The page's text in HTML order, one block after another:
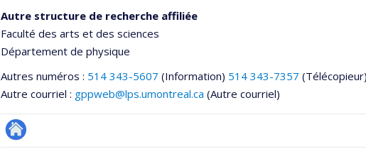
Autre structure de recherche affiliée
Faculté des arts et des sciences
Département de physique
Autres numéros : 514 343-5607 (Information) 514 343-7357 (Télécopieur)
Autre courriel : gppweb@lps.umontreal.ca (Autre courriel)
Site